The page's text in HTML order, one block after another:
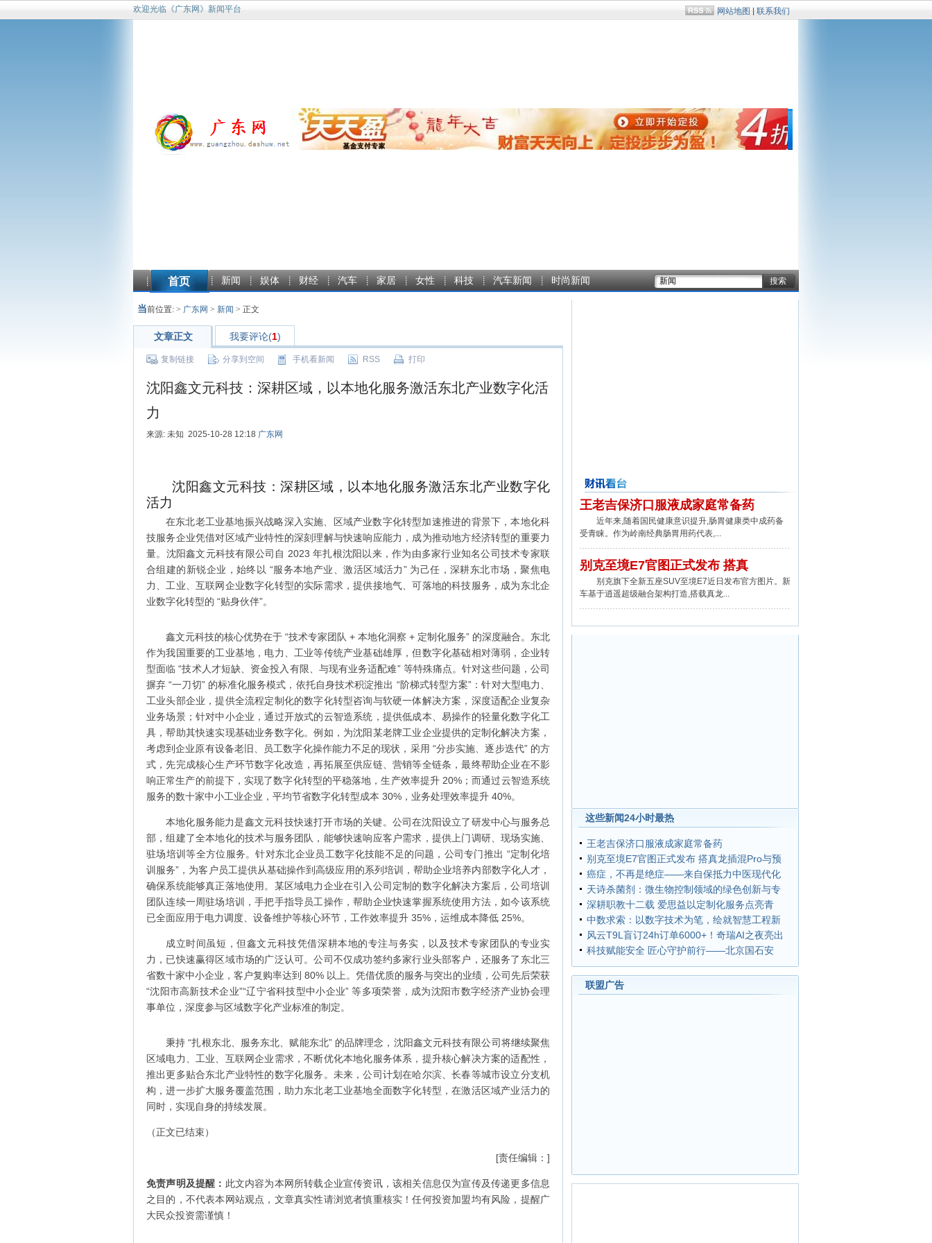
欢迎光临《广东网》新闻平台 网站地图 联系我们
首页 新闻 娱体 财经 汽车 家居 女性 科技 汽车新闻 时尚新闻
当前位置: > 广东网 > 新闻 > 正文
文章正文 我要评论(1)
复制链接 分享到空间 手机看新闻 RSS 打印
沈阳鑫文元科技：深耕区域，以本地化服务激活东北产业数字化活
力
来源: 未知 2025-10-28 12:18 广东网
沈阳鑫文元科技：深耕区域，以本地化服务激活东北产业数字化
活力
在东北老工业基地振兴战略深入实施、区域产业数字化转型加速推进的背景下，本地化科
技服务企业凭借对区域产业特性的深刻理解与快速响应能力，成为推动地方经济转型的重要力
量。沈阳鑫文元科技有限公司自 2023 年扎根沈阳以来，作为由多家行业知名公司技术专家联
合组建的新锐企业，始终以 “服务本地产业、激活区域活力” 为己任，深耕东北市场，聚焦电
力、工业、互联网企业数字化转型的实际需求，提供接地气、可落地的科技服务，成为东北企
业数字化转型的 “贴身伙伴”。
鑫文元科技的核心优势在于 “技术专家团队 + 本地化洞察 + 定制化服务” 的深度融合。东北
作为我国重要的工业基地，电力、工业等传统产业基础雄厚，但数字化基础相对薄弱，企业转
型面临 “技术人才短缺、资金投入有限、与现有业务适配难” 等特殊痛点。针对这些问题，公司
摒弃 “一刀切” 的标准化服务模式，依托自身技术积淀推出 “阶梯式转型方案”：针对大型电力、
工业头部企业，提供全流程定制化的数字化转型咨询与软硬一体解决方案，深度适配企业复杂
业务场景；针对中小企业，通过开放式的云智造系统，提供低成本、易操作的轻量化数字化工
具，帮助其快速实现基础业务数字化。例如，为沈阳某老牌工业企业提供的定制化解决方案，
考虑到企业原有设备老旧、员工数字化操作能力不足的现状，采用 “分步实施、逐步迭代” 的方
式，先完成核心生产环节数字化改造，再拓展至供应链、营销等全链条，最终帮助企业在不影
响正常生产的前提下，实现了数字化转型的平稳落地，生产效率提升 20%；而通过云智造系统
服务的数十家中小工业企业，平均节省数字化转型成本 30%，业务处理效率提升 40%。
本地化服务能力是鑫文元科技快速打开市场的关键。公司在沈阳设立了研发中心与服务总
部，组建了全本地化的技术与服务团队，能够快速响应客户需求，提供上门调研、现场实施、
驻场培训等全方位服务。针对东北企业员工数字化技能不足的问题，公司专门推出 “定制化培
训服务”，为客户员工提供从基础操作到高级应用的系列培训，帮助企业培养内部数字化人才，
确保系统能够真正落地使用。某区域电力企业在引入公司定制的数字化解决方案后，公司培训
团队连续一周驻场培训，手把手指导员工操作，帮助企业快速掌握系统使用方法，如今该系统
已全面应用于电力调度、设备维护等核心环节，工作效率提升 35%，运维成本降低 25%。
成立时间虽短，但鑫文元科技凭借深耕本地的专注与务实，以及技术专家团队的专业实
力，已快速赢得区域市场的广泛认可。公司不仅成功签约多家行业头部客户，还服务了东北三
省数十家中小企业，客户复购率达到 80% 以上。凭借优质的服务与突出的业绩，公司先后荣获
“沈阳市高新技术企业”“辽宁省科技型中小企业” 等多项荣誉，成为沈阳市数字经济产业协会理
事单位，深度参与区域数字化产业标准的制定。
秉持 “扎根东北、服务东北、赋能东北” 的品牌理念，沈阳鑫文元科技有限公司将继续聚焦
区域电力、工业、互联网企业需求，不断优化本地化服务体系，提升核心解决方案的适配性，
推出更多贴合东北产业特性的数字化服务。未来，公司计划在哈尔滨、长春等城市设立分支机
构，进一步扩大服务覆盖范围，助力东北老工业基地全面数字化转型，在激活区域产业活力的
同时，实现自身的持续发展。
（正文已结束）
[责任编辑：]
免责声明及提醒： 此文内容为本网所转载企业宣传资讯，该相关信息仅为宣传及传递更多信息
之目的，不代表本网站观点，文章真实性请浏览者慎重核实！任何投资加盟均有风险，提醒广
大民众投资需谨慎！
财讯看台
王老吉保济口服液成家庭常备药
近年来,随着国民健康意识提升,肠胃健康类中成药备
受青睐。作为岭南经典肠胃用药代表,...
别克至境E7官图正式发布 搭真
别克旗下全新五座SUV至境E7近日发布官方图片。新
车基于逍遥超级融合架构打造,搭载真龙...
这些新闻24小时最热
王老吉保济口服液成家庭常备药
别克至境E7官图正式发布 搭真龙插混Pro与预
癌症，不再是绝症——来自保抵力中医现代化
天诗杀菌剂：微生物控制领域的绿色创新与专
深耕职教十二载 爱思益以定制化服务点亮青
中数求索：以数字技术为笔，绘就智慧工程新
风云T9L盲订24h订单6000+！奇瑞AI之夜亮出
科技赋能安全 匠心守护前行——北京国石安
联盟广告